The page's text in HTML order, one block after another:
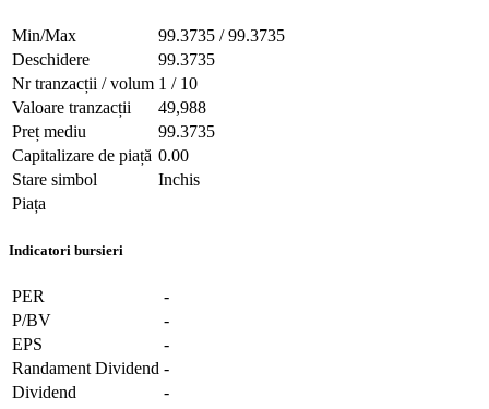
Min/Max
99.3735 / 99.3735
Deschidere
99.3735
Nr tranzacții / volum 1 / 10
Valoare tranzacții
49,988
Preț mediu
99.3735
Capitalizare de piață 0.00
Stare simbol
Inchis
Piața
Indicatori bursieri
PER
-
P/BV
-
EPS
-
Randament Dividend -
Dividend
-